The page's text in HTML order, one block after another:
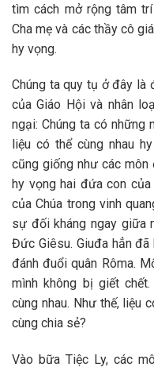
tìm cách mở rộng tâm
Cha mẹ và các thầy cô
hy vọng.
Chúng ta quy tụ ở đây là
của Giáo Hội và nhân
ngại: Chúng ta có những
liệu có thể cùng nhau
cũng giống như các môn
hy vọng hai đứa con
của Chúa trong vinh
sự đối kháng ngay giữa
Đức Giêsu. Giuđa hẳn
đánh đuổi quân Rôma.
mình không bị giết
cùng nhau. Như thế, liệu
cùng chia sẻ?
Vào bữa Tiệc Ly, các